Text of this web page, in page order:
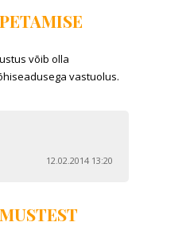
võib olla
vastuolus.
12.02.2014 13:20